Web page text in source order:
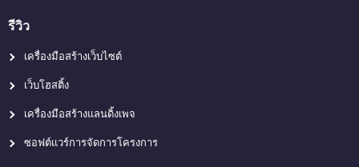
รีวิว
เครื่องมือสร้างเว็บไซต์
เว็บโฮสติ้ง
เครื่องมือสร้างแลนดิ้งเพจ
ซอฟต์แวร์การจัดการโครงการ